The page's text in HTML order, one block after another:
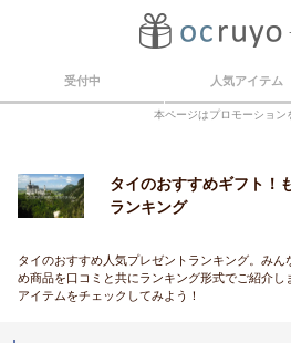
受付中 人気アイテム
本ページはプロモーション
タイのおすすめギフト！
ランキング
タイのおすすめ人気プレゼントランキング。み
め商品を口コミと共にランキング形式でご紹介し
アイテムをチェックしてみよう！